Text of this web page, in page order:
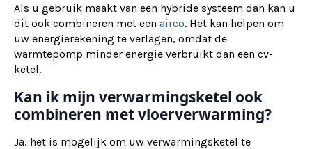
Als u gebruik maakt van een hybride systeem dan kan u
dit ook combineren met een airco. Het kan helpen om
uw energierekening te verlagen, omdat de
warmtepomp minder energie verbruikt dan een cv-
ketel.
Kan ik mijn verwarmingsketel ook
combineren met vloerverwarming?
Ja, het is mogelijk om uw verwarmingsketel te